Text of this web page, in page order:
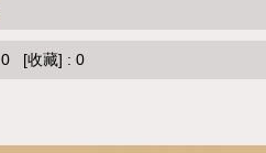
0 [收藏] : 0